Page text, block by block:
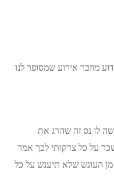
מוזכר אירוע שמסופר לנו
לו נס זה שהרג את
על כל צדקותי לכך אמר
העונש שלא תיענש על כל